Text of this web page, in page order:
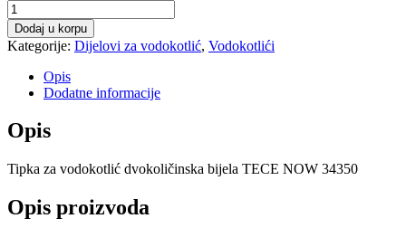
Dodaj u korpu
Kategorije: Dijelovi za vodokotlić, Vodokotlići
Opis
Dodatne informacije
Opis
Tipka za vodokotlić dvokoličinska bijela TECE NOW 34350
Opis proizvoda